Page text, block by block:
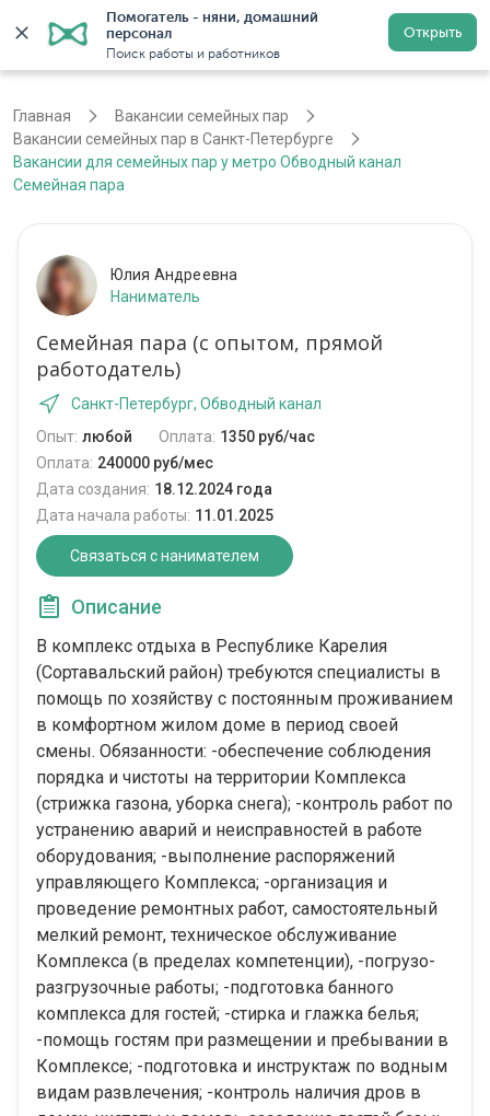
Помогатель - няни, домашний
персонал
Поиск работы и работников
Открыть
Санкт-Петербург Регистрация
Главная
Вакансии семейных пар
Вакансии семейных пар в Санкт-Петербурге
Вакансии для семейных пар у метро Обводный канал
Семейная пара
Юлия Андреевна
Наниматель
Семейная пара (с опытом, прямой
работодатель)
Санкт-Петербург, Обводный канал
Опыт: любой Оплата: 1350 руб/час
Оплата: 240000 руб/мес
Дата создания: 18.12.2024 года
Дата начала работы: 11.01.2025
Связаться с нанимателем
Описание
В комплекс отдыха в Республике Карелия
(Сортавальский район) требуются специалисты в
помощь по хозяйству с постоянным проживанием
в комфортном жилом доме в период своей
смены. Обязанности: -обеспечение соблюдения
порядка и чистоты на территории Комплекса
(стрижка газона, уборка снега); -контроль работ по
устранению аварий и неисправностей в работе
оборудования; -выполнение распоряжений
управляющего Комплекса; -организация и
проведение ремонтных работ, самостоятельный
мелкий ремонт, техническое обслуживание
Комплекса (в пределах компетенции), -погрузо-
разгрузочные работы; -подготовка банного
комплекса для гостей; -стирка и глажка белья;
-помощь гостям при размещении и пребывании в
Комплексе; -подготовка и инструктаж по водным
видам развлечения; -контроль наличия дров в